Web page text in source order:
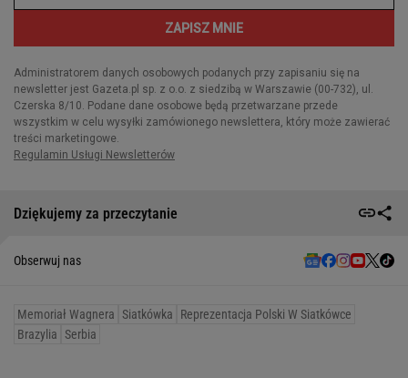
Dziękujemy za przeczytanie
Obserwuj nas
Memoriał Wagnera Siatkówka
Reprezentacja Polski W Siatkówce
Brazylia Serbia